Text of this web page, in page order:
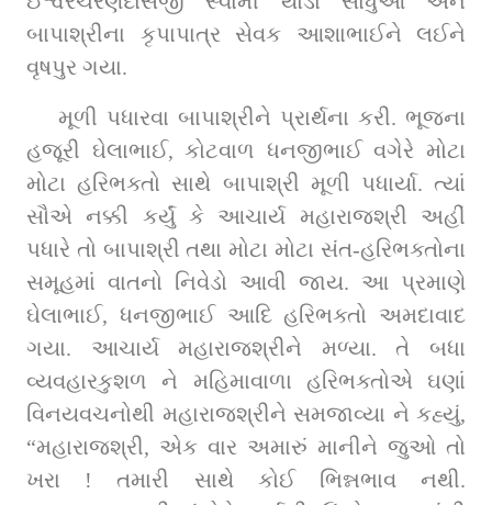
બાપાશ્રીના કૃપાપાત્ર સેવક આશાભાઈને લઈને
વૃષપુર ગયા.
મૂળી પધારવા બાપાશ્રીને પ્રાર્થના કરી. ભૂજના
હજૂરી ઘેલાભાઈ, કોટવાળ ધનજીભાઈ વગેરે મોટા
મોટા હરિભક્તો સાથે બાપાશ્રી મૂળી પધાર્યા. ત્યાં
સૌએ નક્કી કર્યું કે આચાર્ય મહારાજશ્રી અહીં
પધારે તો બાપાશ્રી તથા મોટા મોટા સંત-હરિભક્તોના
સમૂહમાં વાતનો નિવેડો આવી જાય. આ પ્રમાણે
ઘેલાભાઈ, ધનજીભાઈ આદિ હરિભક્તો અમદાવાદ
ગયા. આચાર્ય મહારાજશ્રીને મળ્યા. તે બધા
વ્યવહારકુશળ ને મહિમાવાળા હરિભક્તોએ ઘણાં
વિનયવચનોથી મહારાજશ્રીને સમજાવ્યા ને કહ્યું,
“મહારાજશ્રી, એક વાર અમારું માનીને જુઓ તો
ખરા ! તમારી સાથે કોઈ ભિન્નભાવ નથી.